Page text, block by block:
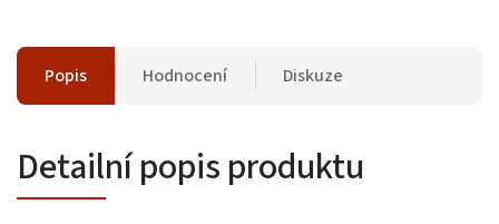
Popis Hodnocení Diskuze
Detailní popis produktu